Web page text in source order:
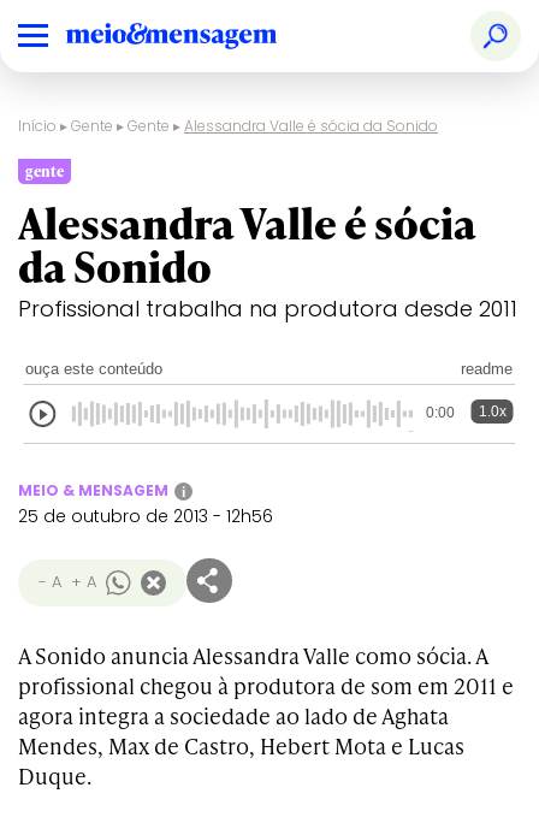
Início ▸Gente ▸Gente ▸Alessandra Valle é sócia da Sonido
gente
Alessandra Valle é sócia
da Sonido
Profissional trabalha na produtora desde 2011
ouça este conteúdo readme
0:00 1.0x
MEIO & MENSAGEM i
25 de outubro de 2013 - 12h56
- A + A
A Sonido anuncia Alessandra Valle como sócia. A
profissional chegou à produtora de som em 2011 e
agora integra a sociedade ao lado de Aghata
Mendes, Max de Castro, Hebert Mota e Lucas
Duque.